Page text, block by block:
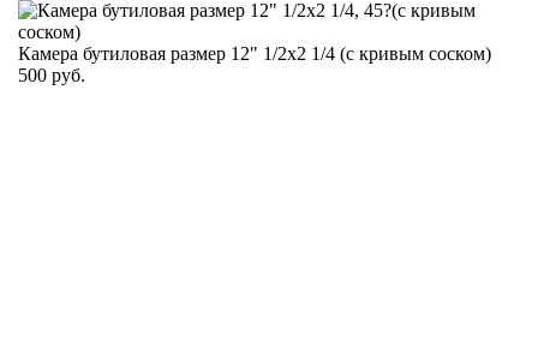
Камера бутиловая размер 12" 1/2х2 1/4 (с кривым соском)
500 руб.